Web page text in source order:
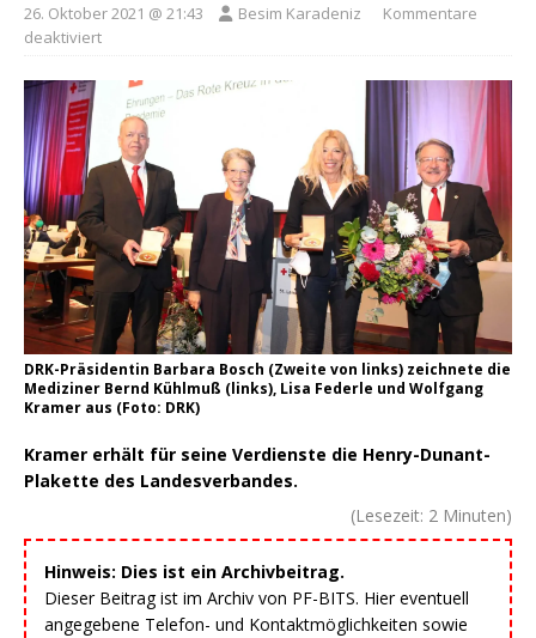
26. Oktober 2021 @ 21:43 Besim Karadeniz
Kommentare
deaktiviert
DRK-Präsidentin Barbara Bosch (Zweite von links) zeichnete die
Mediziner Bernd Kühlmuß (links), Lisa Federle und Wolfgang
Kramer aus (Foto: DRK)
Kramer erhält für seine Verdienste die Henry-Dunant-
Plakette des Landesverbandes.
(Lesezeit: 2 Minuten)
Hinweis: Dies ist ein Archivbeitrag.
Dieser Beitrag ist im Archiv von PF-BITS. Hier eventuell
angegebene Telefon- und Kontaktmöglichkeiten sowie